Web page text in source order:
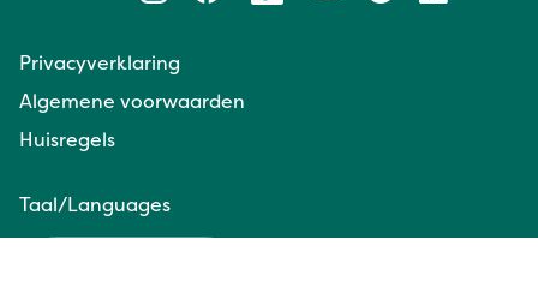
Privacyverklaring
Algemene voorwaarden
Huisregels
Taal/Languages